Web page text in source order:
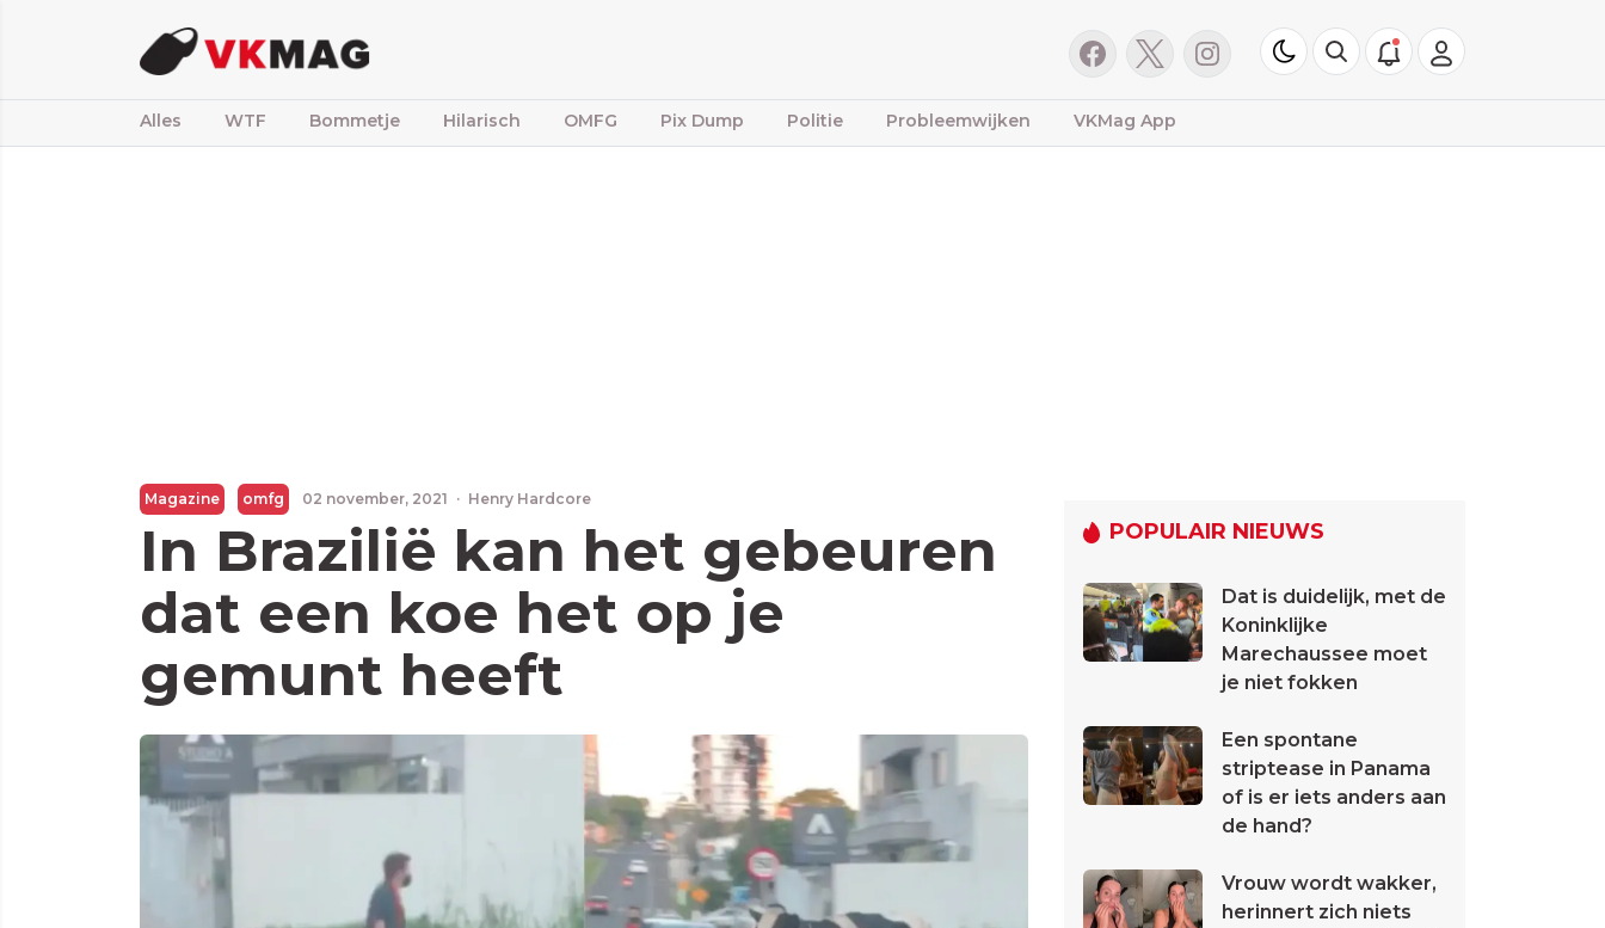
Alles WTF Bommetje Hilarisch OMFG Pix Dump Politie Probleemwijken VKMag App
Magazine omfg 02 november, 2021 · Henry Hardcore
In Brazilië kan het gebeuren
dat een koe het op je
gemunt heeft
POPULAIR NIEUWS
Dat is duidelijk, met de
Koninklijke
Marechaussee moet
je niet fokken
Een spontane
striptease in Panama
of is er iets anders aan
de hand?
Vrouw wordt wakker,
herinnert zich niets